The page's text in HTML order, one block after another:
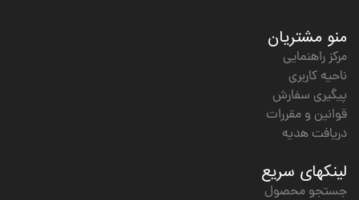
منو مشتریان
مرکز راهنمایی
ناحیه کاربری
پیگیری سفارش
قوانین و مقررات
دریافت هدیه
لینکهای سریع
جستجو محصول